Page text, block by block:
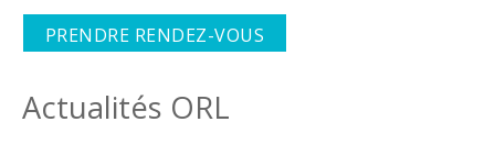
PRENDRE RENDEZ-VOUS
Actualités ORL